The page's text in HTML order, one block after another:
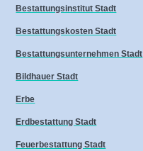
Bestattungsinstitut Stadt
Bestattungskosten Stadt
Bestattungsunternehmen Stadt
Bildhauer Stadt
Erbe
Erdbestattung Stadt
Feuerbestattung Stadt